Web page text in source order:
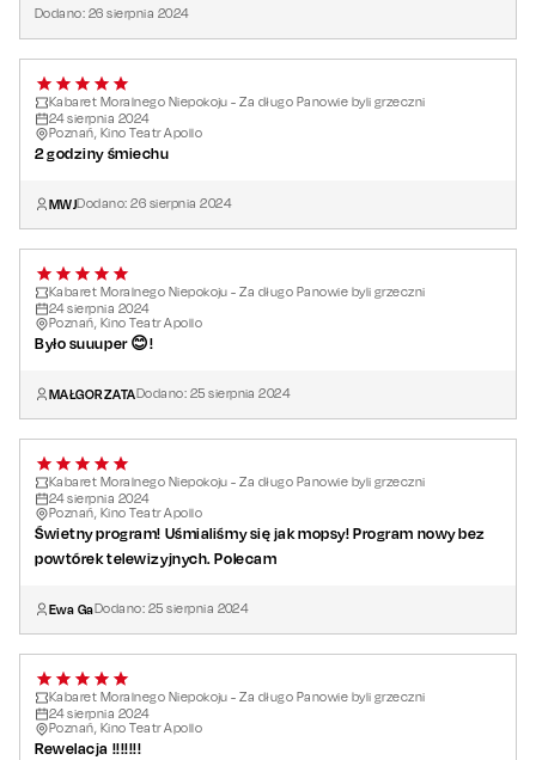
Dodano: 26 sierpnia 2024
Kabaret Moralnego Niepokoju - Za długo Panowie byli grzeczni
24sierpnia 2024
Poznań, Kino Teatr Apollo
2 godziny śmiechu
MWJDodano:26 sierpnia 2024
Kabaret Moralnego Niepokoju - Za długo Panowie byli grzeczni
24sierpnia 2024
Poznań, Kino Teatr Apollo
Było suuuper 😊!
MAŁGORZATADodano: 25 sierpnia 2024
Kabaret Moralnego Niepokoju - Za długo Panowie byli grzeczni
24sierpnia 2024
Poznań, Kino Teatr Apollo
Świetny program! Uśmialiśmy się jak mopsy! Program nowy bez
powtórek telewizyjnych. Polecam
Ewa GaDodano: 25 sierpnia 2024
Kabaret Moralnego Niepokoju - Za długo Panowie byli grzeczni
24sierpnia 2024
Poznań, Kino Teatr Apollo
Rewelacja !!!!!!!